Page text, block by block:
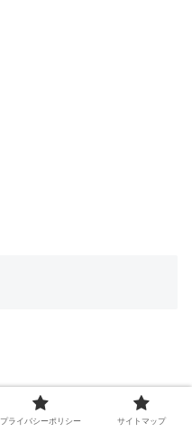
プライバシーポリシー サイトマップ